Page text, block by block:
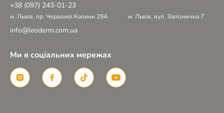
+38 (097) 243-01-23
м. Львів, пр. Червоної Калини 29А м. Львів, вул. Залізнична 7
info@leoderm.com.ua
Ми в соціальних мережах